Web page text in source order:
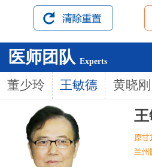
医师团队 Experts
董少玲 王敏德 黄晓刚
原甘
兰州